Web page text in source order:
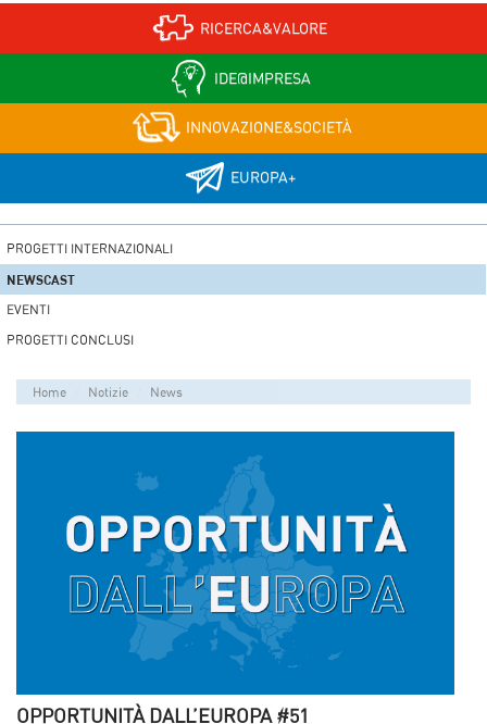
RICERCA&VALORE
IDE@IMPRESA
INNOVAZIONE&SOCIETÀ
EUROPA+
PROGETTI INTERNAZIONALI
NEWSCAST
EVENTI
PROGETTI CONCLUSI
Home Notizie News
OPPORTUNITÀ DALL’EUROPA #51